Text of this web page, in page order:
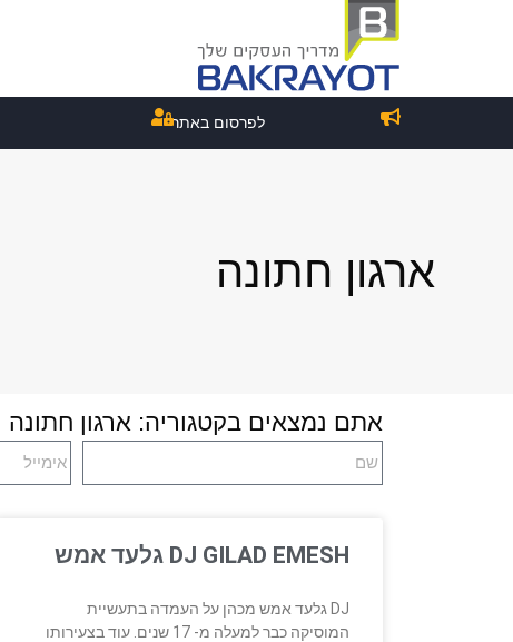
לפרסום באתר
ארגון חתונה
אתם נמצאים בקטגוריה: ארגון חתונה
DJ GILAD EMESH גלעד אמש
DJ גלעד אמש מכהן על העמדה בתעשיית
המוסיקה כבר למעלה מ- 17 שנים. עוד בצעירותו